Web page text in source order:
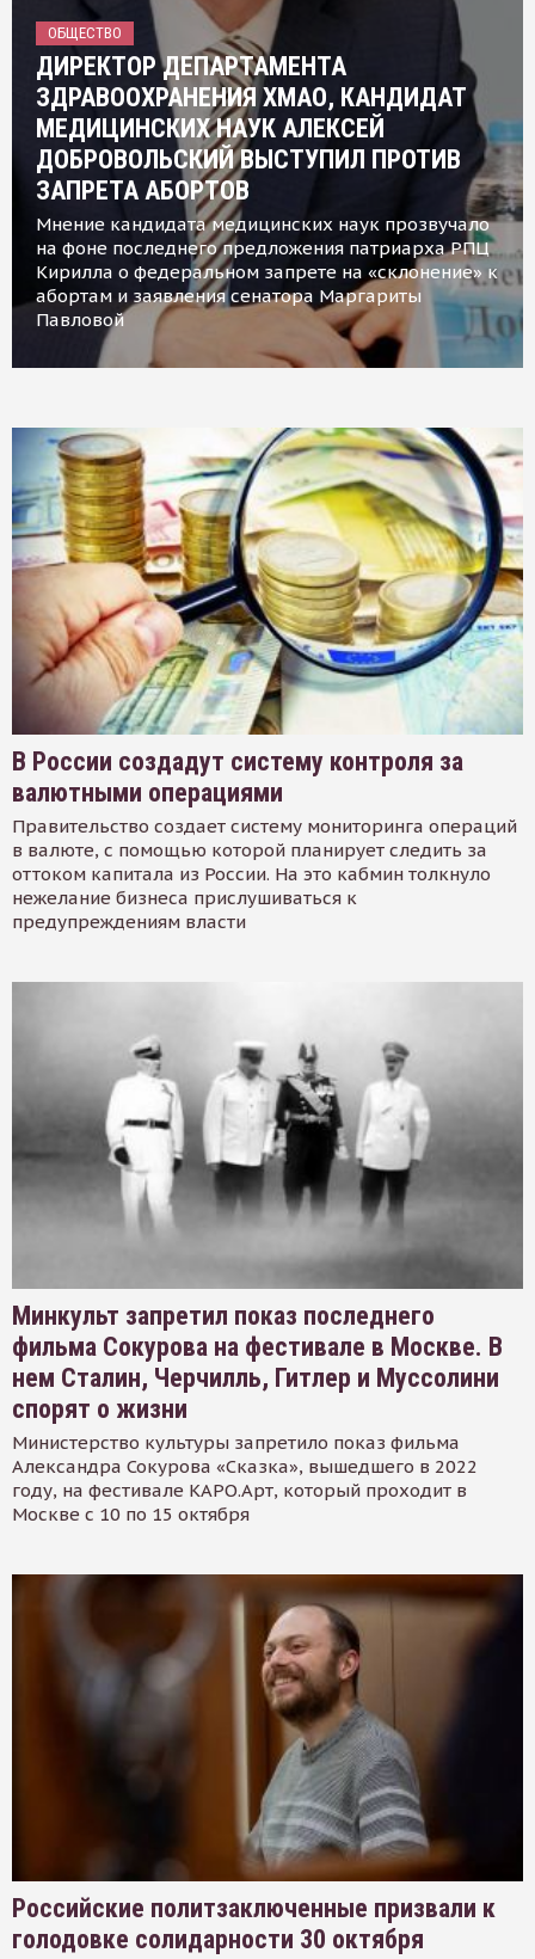
ОБЩЕСТВО
ДИРЕКТОР ДЕПАРТАМЕНТА
ЗДРАВООХРАНЕНИЯ ХМАО, КАНДИДАТ
МЕДИЦИНСКИХ НАУК АЛЕКСЕЙ
ДОБРОВОЛЬСКИЙ ВЫСТУПИЛ ПРОТИВ
ЗАПРЕТА АБОРТОВ
Мнение кандидата медицинских наук прозвучало
на фоне последнего предложения патриарха РПЦ
Кирилла о федеральном запрете на «склонение» к
абортам и заявления сенатора Маргариты
Павловой
В России создадут систему контроля за
валютными операциями
Правительство создает систему мониторинга операций
в валюте, с помощью которой планирует следить за
оттоком капитала из России. На это кабмин толкнуло
нежелание бизнеса прислушиваться к
предупреждениям власти
Минкульт запретил показ последнего
фильма Сокурова на фестивале в Москве. В
нем Сталин, Черчилль, Гитлер и Муссолини
спорят о жизни
Министерство культуры запретило показ фильма
Александра Сокурова «Сказка», вышедшего в 2022
году, на фестивале КАРО.Арт, который проходит в
Москве с 10 по 15 октября
Российские политзаключенные призвали к
голодовке солидарности 30 октября